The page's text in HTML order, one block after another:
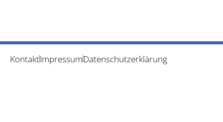
KontaktImpressumDatenschutzerklärung